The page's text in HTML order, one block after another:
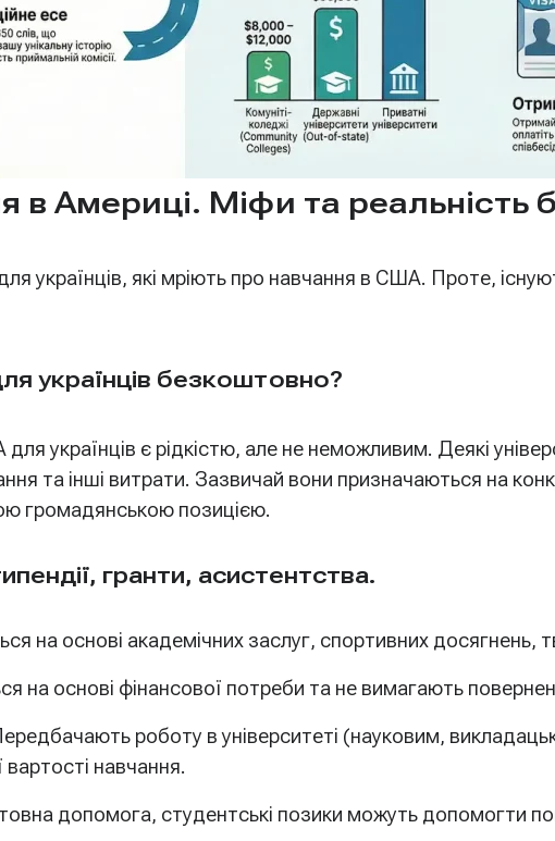
в Америці. Міфи та реальність
українців, які мріють про навчання в США. Проте,
українців безкоштовно?
українців є рідкістю, але не неможливим. Деякі
та інші витрати. Зазвичай вони призначаються на
громадянською позицією.
гранти, асистентства.
на основі академічних заслуг, спортивних досягнень,
на основі фінансової потреби та не вимагають
роботу в університеті (науковим,
навчання.
допомога, студентські позики можуть допомогти